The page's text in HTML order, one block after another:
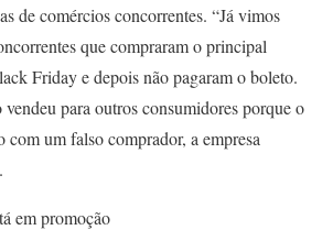
de comércios concorrentes. “Já vimos
que compraram o principal
Friday e depois não pagaram o boleto.
para outros consumidores porque o
com um falso comprador, a empresa
em promoção